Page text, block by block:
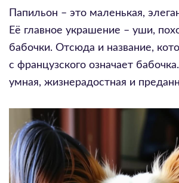
Папильон – это маленькая,
Её главное украшение – уши,
бабочки. Отсюда и название,
с французского означает
умная, жизнерадостная и